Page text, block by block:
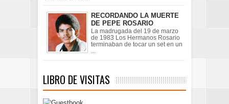
RECORDANDO LA MUERTE
DE PEPE ROSARIO
La madrugada del 19 de marzo
de 1983 Los Hermanos Rosario
terminaban de tocar un set en un
...
LIBRO DE VISITAS